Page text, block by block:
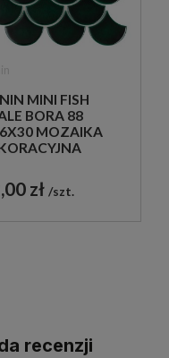
MINI FISH
BORA 88
MOZAIKA
zł szt.
recenzji